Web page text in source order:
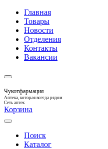
Главная
Товары
Новости
Отделения
Контакты
Вакансии
Чукотфармация
Аптека, которая всегда рядом
Сеть аптек
Корзина
Поиск
Каталог